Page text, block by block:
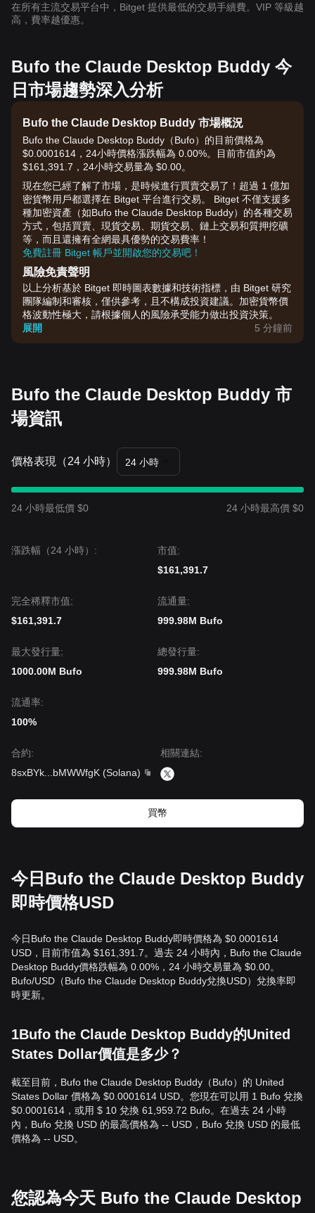
在所有主流交易平台中，Bitget 提供最低的交易手續費。VIP 等級越
高，費率越優惠。
Bufo the Claude Desktop Buddy 今
日市場趨勢深入分析
Bufo the Claude Desktop Buddy 市場概況
Bufo the Claude Desktop Buddy（Bufo）的目前價格為
$0.0001614，24小時價格漲跌幅為 0.00%。目前市值約為
$161,391.7，24小時交易量為 $0.00。
現在您已經了解了市場，是時候進行買賣交易了！超過 1 億加
密貨幣用戶都選擇在 Bitget 平台進行交易。 Bitget 不僅支援多
種加密資產（如Bufo the Claude Desktop Buddy）的各種交易
方式，包括買賣、現貨交易、期貨交易、鏈上交易和質押挖礦
等，而且還擁有全網最具優勢的交易費率！
免費註冊 Bitget 帳戶並開啟您的交易吧！
風險免責聲明
以上分析基於 Bitget 即時圖表數據和技術指標，由 Bitget 研究
團隊編制和審核，僅供參考，且不構成投資建議。加密貨幣價
格波動性極大，請根據個人的風險承受能力做出投資決策。
展開
5 分鐘前
Bufo the Claude Desktop Buddy 市
場資訊
價格表現（24 小時） 24 小時
24 小時最低價 $0 24 小時最高價 $0
漲跌幅（24 小時）:
市值:
$161,391.7
完全稀釋市值:
$161,391.7
流通量:
999.98M Bufo
‌最大發行量:
1000.00M Bufo
總發行量:
999.98M Bufo
流通率:
100%
合約:
8sxBYk
bMWWfgK (Solana)
相關連結:
買幣
今日Bufo the Claude Desktop Buddy
即時價格USD
今日Bufo the Claude Desktop Buddy即時價格為 $0.0001614
USD，目前市值為 $161,391.7。過去 24 小時內，Bufo the Claude
Desktop Buddy價格跌幅為 0.00%，24 小時交易量為 $0.00。
Bufo/USD（Bufo the Claude Desktop Buddy兌換USD）兌換率即
時更新。
1Bufo the Claude Desktop Buddy的United
States Dollar價值是多少？
截至目前，Bufo the Claude Desktop Buddy（Bufo）的 United
States Dollar 價格為 $0.0001614 USD。您現在可以用 1 Bufo 兌換
$0.0001614，或用 $ 10 兌換 61,959.72 Bufo。在過去 24 小時
內，Bufo 兌換 USD 的最高價格為 -- USD，Bufo 兌換 USD 的最低
價格為 -- USD。
您認為今天 Bufo the Claude Desktop